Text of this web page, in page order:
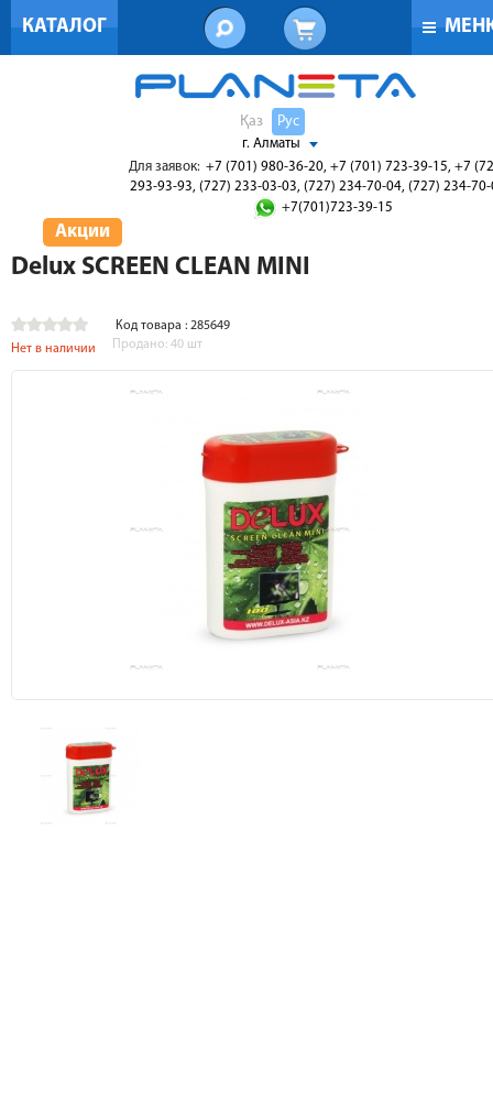
КАТАЛОГ
Қаз Рус
г. Алматы
Для заявок: +7 (701) 980-36-20, +7 (701) 723-39-15, +7
293-93-93, (727) 233-03-03, (727) 234-70-04, (727) 234-
+7(701)723-39-15
Акции
Delux SCREEN CLEAN MINI
Код товара : 285649
Нет в наличии
Продано: 40 шт